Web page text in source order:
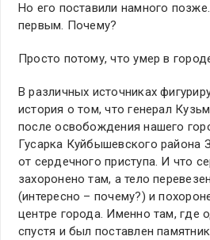
Но его поставили намного
первым. Почему?
Просто потому, что умер в
В различных источниках
история о том, что генерал
после освобождения нашего
Гусарка Куйбышевского района
от сердечного приступа. И что
захоронено там, а тело
(интересно – почему?) и
центре города. Именно там, где
спустя и был поставлен